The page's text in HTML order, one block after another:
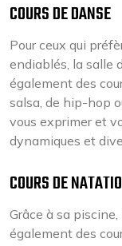
COURS DE DANSE
Pour ceux qui
endiablés, la salle
également des
salsa, de hip-hop
vous exprimer et
dynamiques et
COURS DE
Grâce à sa
également des